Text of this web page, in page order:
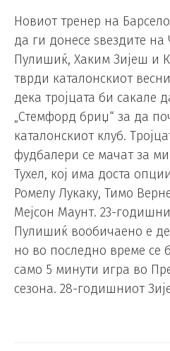
Новиот тренер на
да ги донесе ѕвездите на
Пулишиќ, Хаким Зијеш и
тврди каталонскиот
дека тројцата би сакале
„Стемфорд бриџ“ за да
каталонскиот клуб.
фудбалери се мачат за
Тухел, кој има доста
Ромелу Лукаку, Тимо
Мејсон Маунт. 23-
Пулишиќ вообичаено е
но во последно време се
само 5 минути игра во
сезона. 28-годишниот